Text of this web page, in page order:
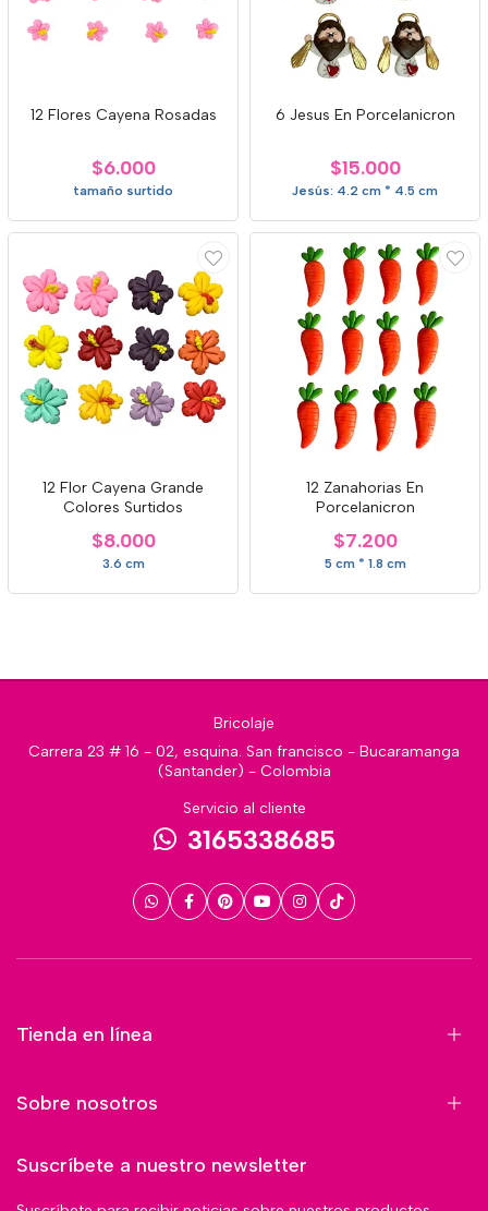
12 Flores Cayena Rosadas
$6.000
tamaño surtido
6 Jesus En Porcelanicron
$15.000
Jesús: 4.2 cm * 4.5 cm
12 Flor Cayena Grande
Colores Surtidos
$8.000
3.6 cm
12 Zanahorias En
Porcelanicron
$7.200
5 cm * 1.8 cm
Bricolaje
Carrera 23 # 16 - 02, esquina. San francisco - Bucaramanga
(Santander) - Colombia
Servicio al cliente
3165338685
Tienda en línea
Sobre nosotros
Suscríbete a nuestro newsletter